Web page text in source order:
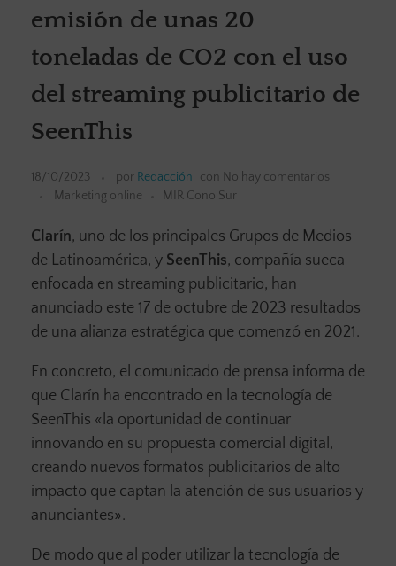
emisión de unas 20
toneladas de CO2 con el uso
del streaming publicitario de
SeenThis
18/10/2023 por Redacción con No hay comentarios
Marketing online
MIR Cono Sur
Clarín, uno de los principales Grupos de Medios
de Latinoamérica, y SeenThis, compañía sueca
enfocada en streaming publicitario, han
anunciado este 17 de octubre de 2023 resultados
de una alianza estratégica que comenzó en 2021.
En concreto, el comunicado de prensa informa de
que Clarín ha encontrado en la tecnología de
SeenThis «la oportunidad de continuar
innovando en su propuesta comercial digital,
creando nuevos formatos publicitarios de alto
impacto que captan la atención de sus usuarios y
anunciantes».
De modo que al poder utilizar la tecnología de